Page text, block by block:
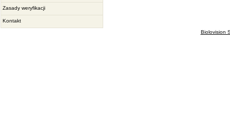
Zasady weryfikacji
Kontakt
Biolovision